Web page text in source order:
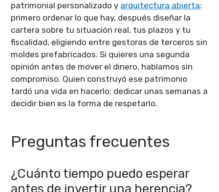
patrimonial personalizado y arquitectura abierta:
primero ordenar lo que hay, después diseñar la
cartera sobre tu situación real, tus plazos y tu
fiscalidad, eligiendo entre gestoras de terceros sin
moldes prefabricados. Si quieres una segunda
opinión antes de mover el dinero, hablamos sin
compromiso. Quien construyó ese patrimonio
tardó una vida en hacerlo; dedicar unas semanas a
decidir bien es la forma de respetarlo.
Preguntas frecuentes
¿Cuánto tiempo puedo esperar
antes de invertir una herencia?